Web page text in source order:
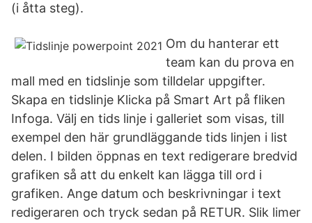
(i åtta steg).
Om du hanterar ett
team kan du prova en
mall med en tidslinje som tilldelar uppgifter.
Skapa en tidslinje Klicka på Smart Art på fliken
Infoga. Välj en tids linje i galleriet som visas, till
exempel den här grundläggande tids linjen i list
delen. I bilden öppnas en text redigerare bredvid
grafiken så att du enkelt kan lägga till ord i
grafiken. Ange datum och beskrivningar i text
redigeraren och tryck sedan på RETUR. Slik limer